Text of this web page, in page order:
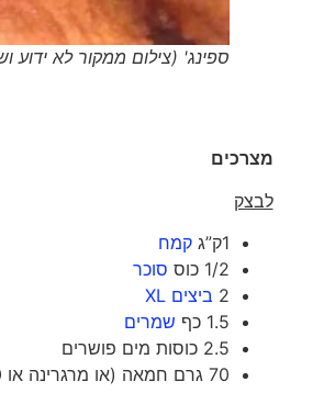
ספינג' (צילום ממקור לא ידוע ושימוש לפי סעיף 27א' וסעיף
מצרכים
לבצק
1ק”ג
קמח
1/2 כוס
סוכר
2 ביצים XL
1.5 כף
שמרים
2.5 כוסות מים פושרים
70 גרם חמאה (או מרגרינה או 50 גרם